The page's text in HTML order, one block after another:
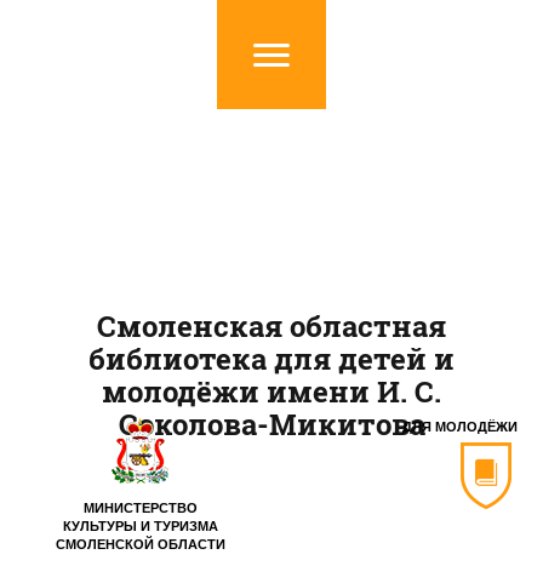
МИНИСТЕРСТВО
КУЛЬТУРЫ И ТУРИЗМА
СМОЛЕНСКОЙ ОБЛАСТИ
ДЛЯ МОЛОДЁЖИ
Смоленская областная
библиотека для детей и
молодёжи имени И. С.
Соколова-Микитова